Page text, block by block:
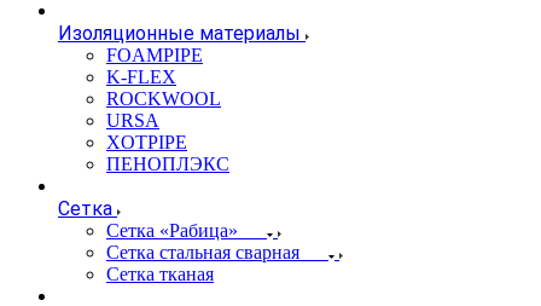
Изоляционные материалы
FOAMPIPE
K-FLEX
ROCKWOOL
URSA
XOTPIPE
ПЕНОПЛЭКС
Сетка
Сетка «Рабица»
Сетка стальная сварная
Сетка тканая